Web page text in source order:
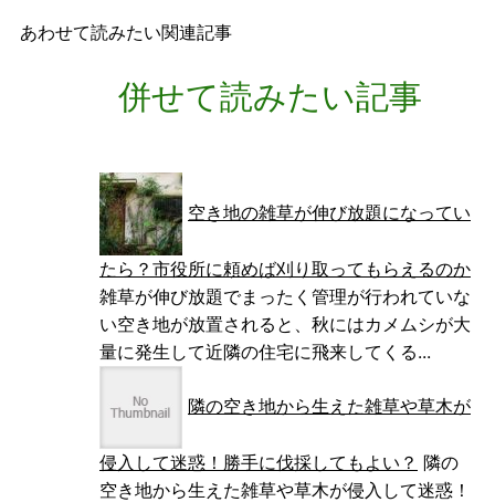
あわせて読みたい関連記事
併せて読みたい記事
空き地の雑草が伸び放題になってい
たら？市役所に頼めば刈り取ってもらえるのか
雑草が伸び放題でまったく管理が行われていな
い空き地が放置されると、秋にはカメムシが大
量に発生して近隣の住宅に飛来してくる...
隣の空き地から生えた雑草や草木が
侵入して迷惑！勝手に伐採してもよい？ 隣の
空き地から生えた雑草や草木が侵入して迷惑！